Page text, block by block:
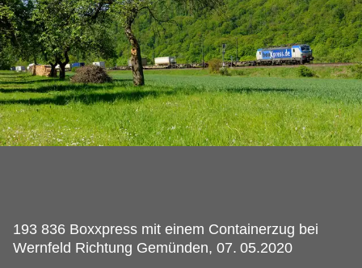
193 836 Boxxpress mit einem Containerzug bei
Wernfeld Richtung Gemünden, 07. 05.2020